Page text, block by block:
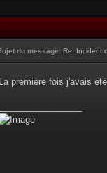
du message: Re: Incident
La première fois j'avais